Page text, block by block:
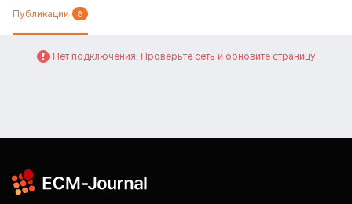
Публикации 8
Нет подключения. Проверьте сеть и обновите страницу